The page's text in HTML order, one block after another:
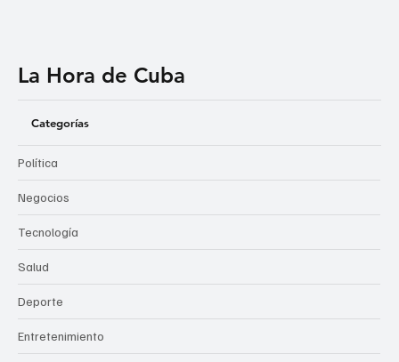
La Hora de Cuba
Categorías
Política
Negocios
Tecnología
Salud
Deporte
Entretenimiento